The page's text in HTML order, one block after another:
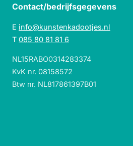
Contact/bedrijfsgegevens
E info@kunstenkadootjes.nl
T 085 80 81 81 6
NL15RABO0314283374
KvK nr. 08158572
Btw nr. NL817861397B01